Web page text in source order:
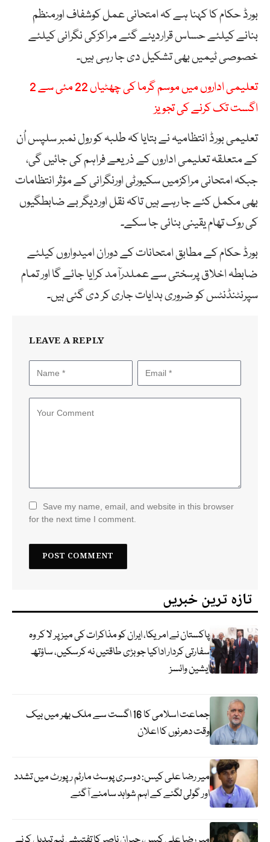
بورڈ حکام کا کہنا ہے کہ امتحانی عمل کوشفاف اورمنظم
بنانے کیلئے حساس قراردیئے گئے مراکزکی نگرانی کیلئے
خصوصی ٹیمیں بھی تشکیل دی جا رہی ہیں۔
تعلیمی اداروں میں موسم گرما کی چھٹیاں 22 مئی سے 2
اگست تک کرنے کی تجویز
تعلیمی بورڈ انتظامیہ نے بتایا کہ طلبہ کو رول نمبر سلپس اُن
کے متعلقہ تعلیمی اداروں کے ذریعے فراہم کی جائیں گی،
جبکہ امتحانی مراکزمیں سکیورٹی اورنگرانی کے مؤثر انتظامات
بھی مکمل کئے جا رہے ہیں تاکہ نقل اوردیگر بے ضابطگیوں
کی روک تھام یقینی بنائی جا سکے۔
بورڈ حکام کے مطابق امتحانات کے دوران امیدواروں کیلئے
ضابطہ اخلاق پرسختی سے عملدرآمد کرایا جائے گا اور تمام
سپرنٹنڈنٹس کو ضروری ہدایات جاری کر دی گئی ہیں۔
LEAVE A REPLY
Save my name, email, and website in this browser
for the next time I comment.
تازہ ترین خبریں
پاکستان نے امریکا، ایران کو مذاکرات کی میز پر لا کر وہ
سفارتی کردار اداکیا جو بڑی طاقتیں نہ کرسکیں، ساؤتھ
ایشین وائسز
جماعت اسلامی کا 16 اگست سے ملک بھر میں بیک
وقت دھرنوں کا اعلان
میر رضا علی کیس: دوسری پوسٹ مارٹم رپورٹ میں تشدد
اور گولی لگنے کے اہم شواہد سامنے آگئے